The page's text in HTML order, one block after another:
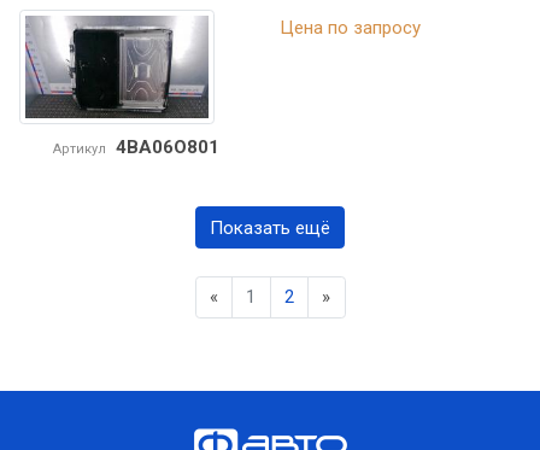
Артикул 4BA06O801
Цена по запросу
Показать ещё
«Previous
1 2 »Next